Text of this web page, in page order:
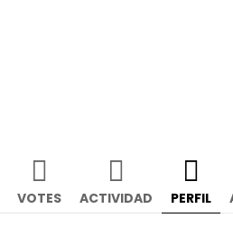
VOTES ACTIVIDAD PERFIL